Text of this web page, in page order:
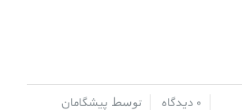
0 دیدگاه
/ توسط پیشگامان